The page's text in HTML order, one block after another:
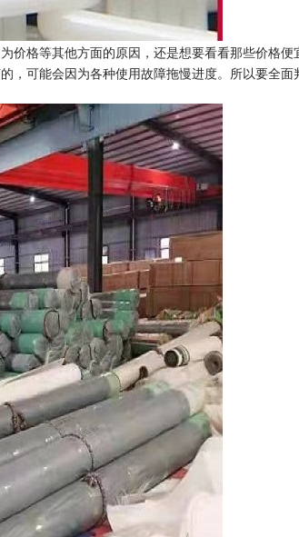
价格等其他方面的原因，还是想要看看那些价格便
，可能会因为各种使用故障拖慢进度。所以要全面